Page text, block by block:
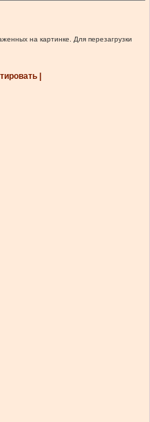
на картинке. Для перезагрузки
|